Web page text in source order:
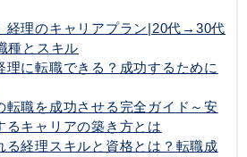
経理のキャリアプラン|20代→30代
種とスキル
理に転職できる？成功するために
転職を成功させる完全ガイド～安
るキャリアの築き方とは
る経理スキルと資格とは？転職成